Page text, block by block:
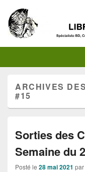
ARCHIVES
#15
Sorties des
Semaine du
Posté le 28 mai 2021 par